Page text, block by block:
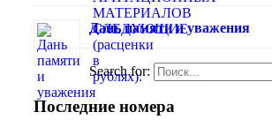
Дань памяти и уважения
Search for:
Последние номера